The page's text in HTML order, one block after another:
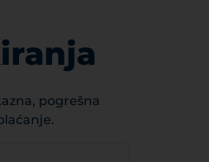
pogrešna